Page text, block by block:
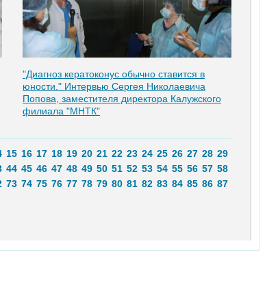
"Диагноз кератоконус обычно ставится в
юности." Интервью Сергея Николаевича
Попова, заместителя директора Калужского
филиала "МНТК"
15 16 17 18 19 20 21 22 23 24 25 26 27 28 29
44 45 46 47 48 49 50 51 52 53 54 55 56 57 58
73 74 75 76 77 78 79 80 81 82 83 84 85 86 87